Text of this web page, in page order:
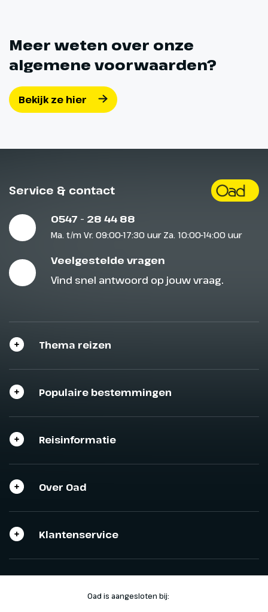
Meer weten over onze
algemene voorwaarden?
Bekijk ze hier
Service & contact
0547 - 28 44 88
Ma. t/m Vr. 09:00-17:30 uur Za. 10:00-14:00 uur
Veelgestelde vragen
Vind snel antwoord op jouw vraag.
Thema reizen
Populaire bestemmingen
Reisinformatie
Over Oad
Klantenservice
Oad is aangesloten bij: